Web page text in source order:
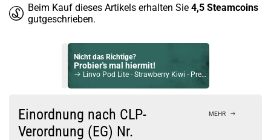
Beim Kauf dieses Artikels erhalten Sie 4,5 Steamcoins
gutgeschrieben.
Nicht das Richtige?
Probier's mal hiermit!
Linvo Pod Lite - Strawberry Kiwi - Prefilled Pods 2er Pack - 2ml 20mg NicSalt
Check das mal!
Innokin Prism T18 II 2,5ml Verdampfer Silber
Einordnung nach CLP-
Verordnung (EG) Nr.
MEHR